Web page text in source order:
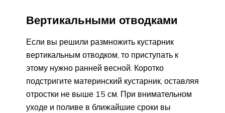
Вертикальными отводками
Если вы решили размножить кустарник
вертикальным отводком, то приступать к
этому нужно ранней весной. Коротко
подстригите материнский кустарник, оставляя
отростки не выше 15 см. При внимательном
уходе и поливе в ближайшие сроки вы